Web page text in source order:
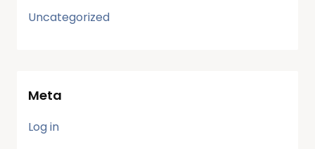
Uncategorized
Meta
Log in